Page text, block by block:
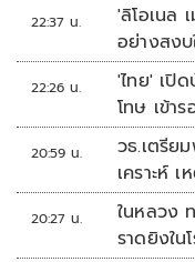
22:37 น.
'ลิโอเนล
อย่างสง
22:26 น.
'ไทย' เปิ
โทษ เข้า
20:59 น.
วธ.เตรีย
เคราะห์ เ
20:27 น.
ในหลวง
ราดยิงใน